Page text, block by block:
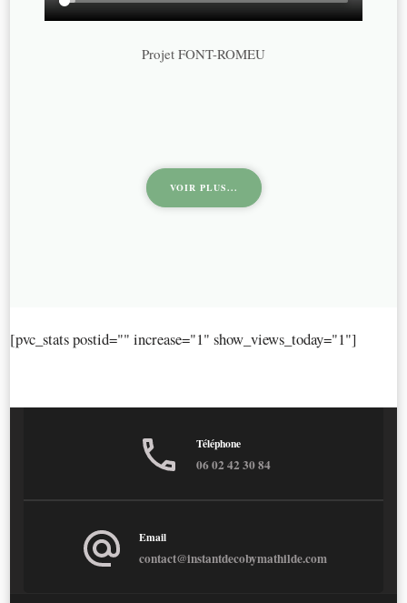
Projet FONT-ROMEU
VOIR PLUS...
[pvc_stats postid="" increase="1" show_views_today="1"]
Téléphone
06 02 42 30 84
Email
contact@instantdecobymathilde.com